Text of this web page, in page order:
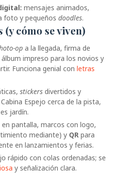
mensajes animados,
foto y pequeños doodles.
cómo se viven)
op a la llegada, firma de
impreso para los novios y
Funciona genial con letras
stickers divertidos y
Espejo cerca de la pista,
jardín.
en pantalla, marcos con logo,
mediante) y QR para
en lanzamientos y ferias.
rápido con colas ordenadas; se
y señalización clara.